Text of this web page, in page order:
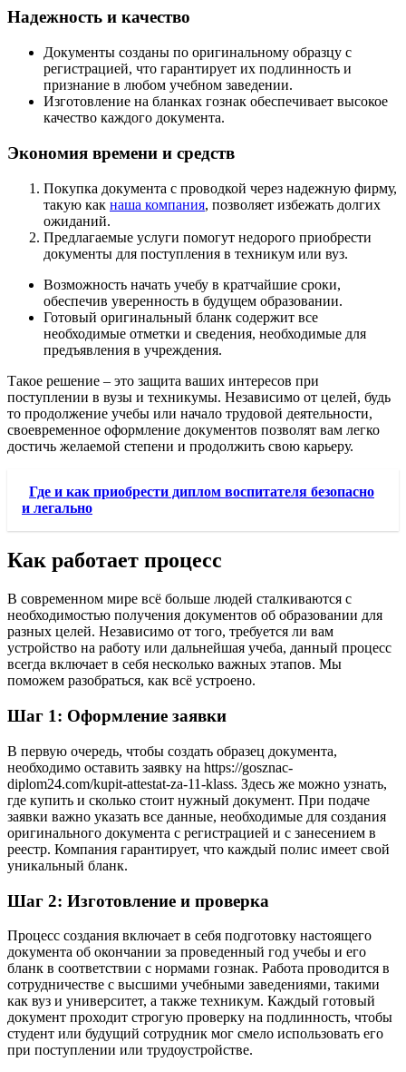
Надежность и качество
Документы созданы по оригинальному образцу с
регистрацией, что гарантирует их подлинность и
признание в любом учебном заведении.
Изготовление на бланках гознак обеспечивает высокое
качество каждого документа.
Экономия времени и средств
Покупка документа с проводкой через надежную фирму,
такую как наша компания, позволяет избежать долгих
ожиданий.
Предлагаемые услуги помогут недорого приобрести
документы для поступления в техникум или вуз.
Возможность начать учебу в кратчайшие сроки,
обеспечив уверенность в будущем образовании.
Готовый оригинальный бланк содержит все
необходимые отметки и сведения, необходимые для
предъявления в учреждения.
Такое решение – это защита ваших интересов при
поступлении в вузы и техникумы. Независимо от целей, будь
то продолжение учебы или начало трудовой деятельности,
своевременное оформление документов позволят вам легко
достичь желаемой степени и продолжить свою карьеру.
Где и как приобрести диплом воспитателя безопасно
и легально
Как работает процесс
В современном мире всё больше людей сталкиваются с
необходимостью получения документов об образовании для
разных целей. Независимо от того, требуется ли вам
устройство на работу или дальнейшая учеба, данный процесс
всегда включает в себя несколько важных этапов. Мы
поможем разобраться, как всё устроено.
Шаг 1: Оформление заявки
В первую очередь, чтобы создать образец документа,
необходимо оставить заявку на https://gosznac-
diplom24.com/kupit-attestat-za-11-klass. Здесь же можно узнать,
где купить и сколько стоит нужный документ. При подаче
заявки важно указать все данные, необходимые для создания
оригинального документа с регистрацией и с занесением в
реестр. Компания гарантирует, что каждый полис имеет свой
уникальный бланк.
Шаг 2: Изготовление и проверка
Процесс создания включает в себя подготовку настоящего
документа об окончании за проведенный год учебы и его
бланк в соответствии с нормами гознак. Работа проводится в
сотрудничестве с высшими учебными заведениями, такими
как вуз и университет, а также техникум. Каждый готовый
документ проходит строгую проверку на подлинность, чтобы
студент или будущий сотрудник мог смело использовать его
при поступлении или трудоустройстве.